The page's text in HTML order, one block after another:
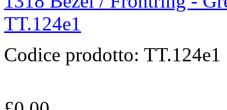
TT.124e1
Codice prodotto: TT.124e1